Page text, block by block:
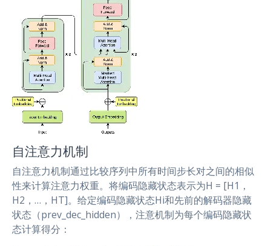
自注意力机制
自注意力机制通过比较序列中所有时间步长对之间的相似
性来计算注意力权重。将编码隐藏状态表示为H = [H1，
H2，…，HT]。给定编码隐藏状态Hi和先前的解码器隐藏
状态（prev_dec_hidden），注意机制为每个编码隐藏状
态计算得分：